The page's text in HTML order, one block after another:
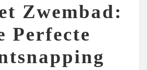
Zwembad:
Perfecte